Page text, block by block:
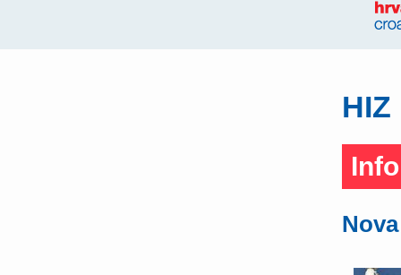
HIZ